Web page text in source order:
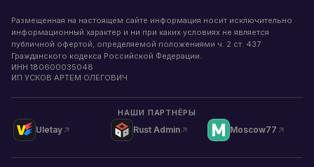
Размещенная на настоящем сайте информация носит исключительно
информационный характер и ни при каких условиях не является
публичной офертой, определяемой положениями ч. 2 ст. 437
Гражданского кодекса Российской Федерации.
ИНН 180600035048
ИП УСКОВ АРТЕМ ОЛЕГОВИЧ
НАШИ ПАРТНЁРЫ
Uletay Rust Admin Moscow77